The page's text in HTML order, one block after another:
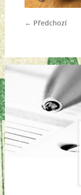
← Předchozí